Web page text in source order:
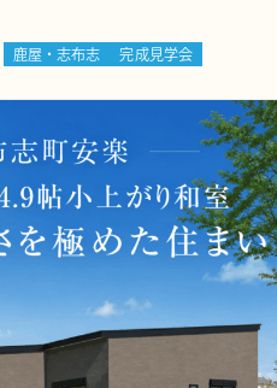
鹿屋・志布志 完成見学会